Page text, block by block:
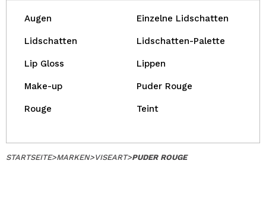
Augen Einzelne Lidschatten
Lidschatten Lidschatten-Palette
Lip Gloss Lippen
Make-up Puder Rouge
Rouge Teint
STARTSEITE>MARKEN>VISEART>PUDER ROUGE